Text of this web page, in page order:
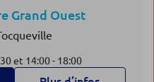
Grand Ouest
et 14:00 - 18:00